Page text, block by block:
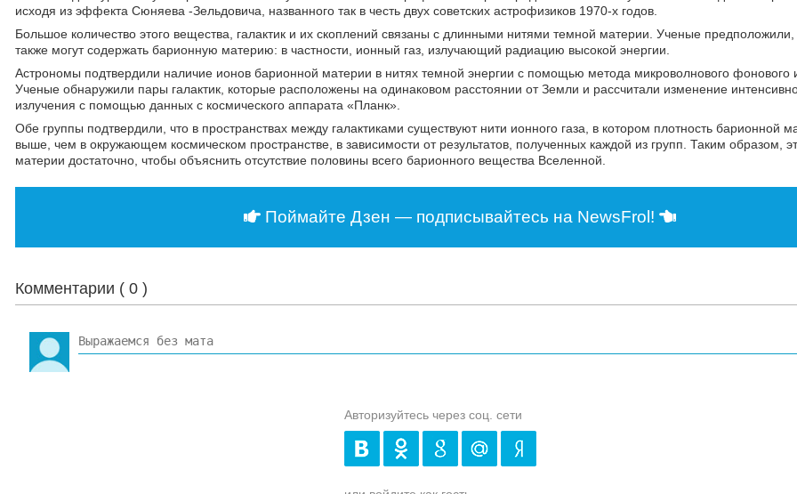
исходя из эффекта Сюняева -Зельдовича, названного так в честь двух советских астрофизиков 1970-х годов.
Большое количество этого вещества, галактик и их скоплений связаны с длинными нитями темной материи. Ученые предположили,
также могут содержать барионную материю: в частности, ионный газ, излучающий радиацию высокой энергии.
Астрономы подтвердили наличие ионов барионной материи в нитях темной энергии с помощью метода микроволнового фонового
Ученые обнаружили пары галактик, которые расположены на одинаковом расстоянии от Земли и рассчитали изменение
излучения с помощью данных с космического аппарата «Планк».
Обе группы подтвердили, что в пространствах между галактиками существуют нити ионного газа, в котором плотность барионной
выше, чем в окружающем космическом пространстве, в зависимости от результатов, полученных каждой из групп. Таким образом,
материи достаточно, чтобы объяснить отсутствие половины всего барионного вещества Вселенной.
Поймайте Дзен — подписывайтесь на NewsFrol!
Комментарии ( 0 )
Авторизуйтесь через соц. сети